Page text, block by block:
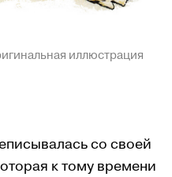
иллюстрация
со своей
к тому времени